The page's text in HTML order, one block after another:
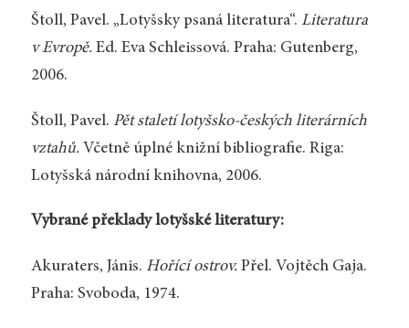
Štoll, Pavel. „Lotyšsky psaná literatura“. Literatura
v Evropě.Ed. Eva Schleissová. Praha: Gutenberg,
2006.
Štoll, Pavel. Pět staletí lotyšsko-českých literárních
vztahů.Včetně úplné knižní bibliografie. Riga:
Lotyšská národní knihovna, 2006.
Vybrané překlady lotyšské literatury:
Akuraters, Jánis. Hořící ostrov.Přel. Vojtěch Gaja.
Praha: Svoboda, 1974.